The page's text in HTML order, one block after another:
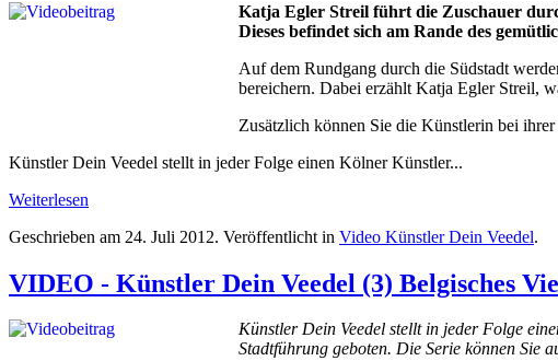
Katja Egler Streil führt die Zuschauer
Dieses befindet sich am Rande des
Auf dem Rundgang durch die Südstadt
bereichern. Dabei erzählt Katja Egler Streil,
Zusätzlich können Sie die Künstlerin bei
Künstler Dein Veedel stellt in jeder Folge einen Kölner Künstler...
Weiterlesen
Geschrieben am 24. Juli 2012. Veröffentlicht in Video Künstler Dein Veedel.
VIDEO - Künstler Dein Veedel (3) Belgisches
Künstler Dein Veedel stellt in jeder Folge
Stadtführung geboten. Die Serie können Sie